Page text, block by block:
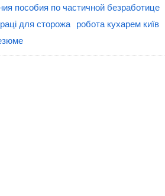
пособия по частичной безработице
для сторожа
робота кухарем київ